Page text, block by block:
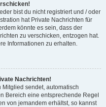
bist du nicht registriert und / oder
hat Private Nachrichten für
könnte es sein, dass der
zu verschicken, entzogen hat.
Informationen zu erhalten.
Nachrichten!
sendet, automatisch
Bereich eine entsprechende Regel
von jemandem erhältst, so kannst